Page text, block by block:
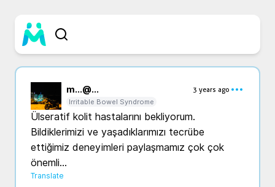
m...@...
3 years ago
Irritable Bowel Syndrome
Ülseratif kolit hastalarını bekliyorum.
Bildiklerimizi ve yaşadıklarımızı tecrübe
ettiğimiz deneyimleri paylaşmamız çok çok
önemli...
Translate